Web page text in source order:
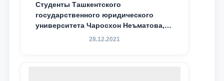
Студенты Ташкентского
государственного юридического
университета Чаросхон Неъматова,
Севдо Хакимходжаева, Анбарой
28.12.2021